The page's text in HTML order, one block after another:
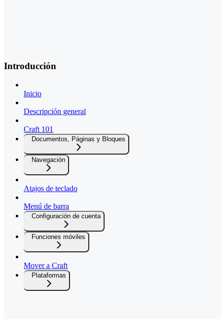
Introducción
Inicio
Descripción general
Craft 101
Documentos, Páginas y Bloques
Navegación
Atajos de teclado
Menú de barra
Configuración de cuenta
Funciones móviles
Mover a Craft
Plataformas